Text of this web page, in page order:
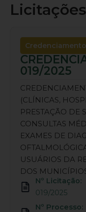
Credenciamento
019/2025
(CLÍNICAS,
PRESTAÇÃO DE
CONSULTAS
EXAMES DE
USUÁRIOS DA
DOS
Nº Licitação:
019/2025
Nº Processo: